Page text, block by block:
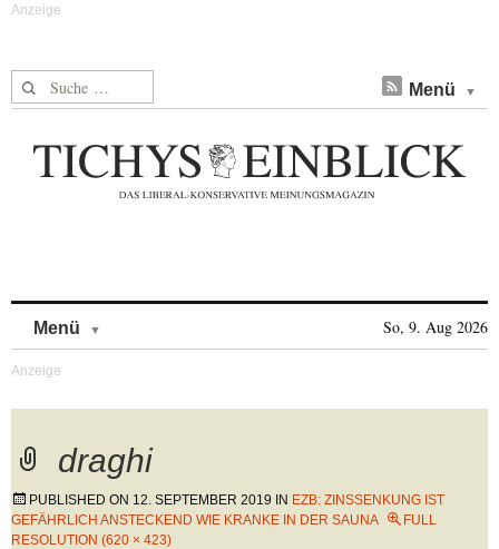
Suche nach: Menü
Menü So, 9. Aug 2026
draghi
PUBLISHED ON 12. SEPTEMBER 2019 IN EZB: ZINSSENKUNG IST
GEFÄHRLICH ANSTECKEND WIE KRANKE IN DER SAUNA
FULL
RESOLUTION (620 × 423)